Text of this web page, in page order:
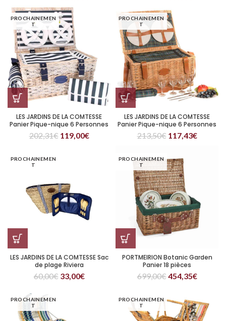
PROCHAINEMEN
T
LES JARDINS DE LA COMTESSE
Panier Pique-nique 6 Personnes
Marine
202,31€ 119,00€
PROCHAINEMEN
T
LES JARDINS DE LA COMTESSE
Panier Pique-nique 6 Personnes
Trianon
213,50€ 117,43€
PROCHAINEMEN
T
LES JARDINS DE LA COMTESSE Sac
de plage Riviera
60,00€ 33,00€
PROCHAINEMEN
T
PORTMEIRION Botanic Garden
Panier 18 pièces
699,00€454,35€
PROCHAINEMEN
T
PROCHAINEMEN
T